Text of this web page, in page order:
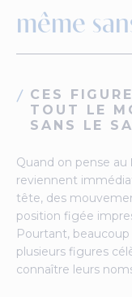
même
CES
TOUT LE
SANS LE
Quand on pense au
reviennent
tête, des
position figée
Pourtant,
plusieurs figures
connaître leurs